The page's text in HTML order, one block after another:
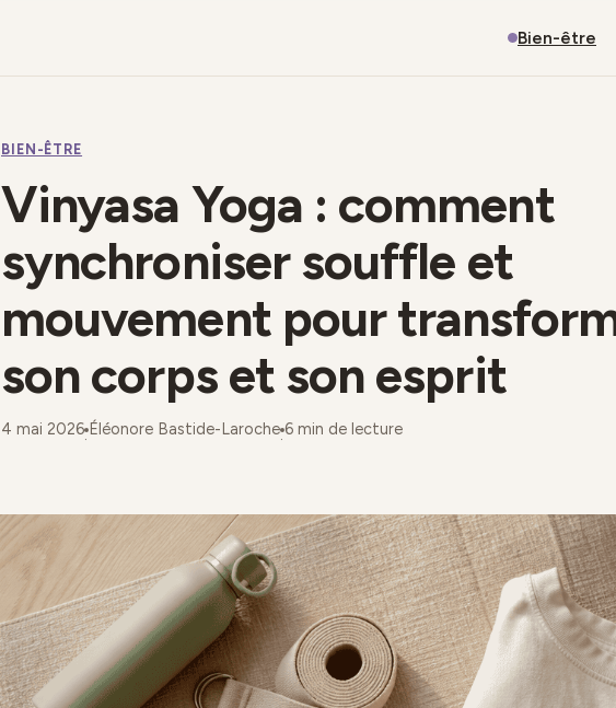
Bien-être
BIEN-ÊTRE
Vinyasa Yoga : comment
synchroniser souffle et
mouvement pour
son corps et son esprit
4 mai 2026
·
Éléonore Bastide-Laroche
·
6 min de lecture